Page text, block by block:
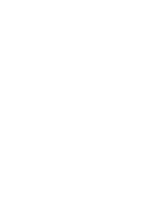
　　A　　　B
A　　　B